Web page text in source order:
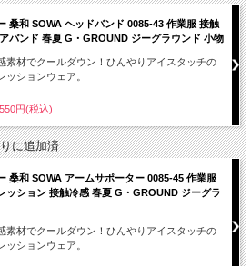
桑和 SOWA ヘッドバンド 0085-43 作業服 接触
バンド 春夏 G・GROUND ジーグラウンド 小物
素材でクールダウン！ひんやりアイスタッチの
ッションウェア。
円(税込)
に追加済
桑和 SOWA アームサポーター 0085-45 作業服
ッション 接触冷感 春夏 G・GROUND ジーグラ
素材でクールダウン！ひんやりアイスタッチの
ッションウェア。